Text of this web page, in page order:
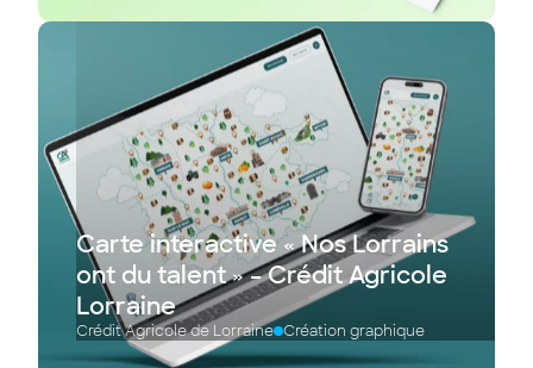
Carte interactive « Nos Lorrains
ont du talent » – Crédit Agricole
Lorraine
Crédit Agricole de Lorraine Création graphique